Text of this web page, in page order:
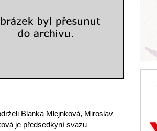
Blanka Mlejnková, Miroslav
je předsedkyní svazu